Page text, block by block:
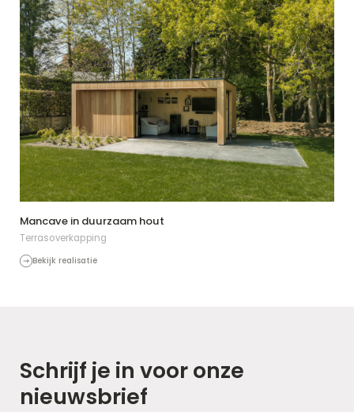
Mancave in duurzaam hout
Terrasoverkapping
Bekijk realisatie
Schrijf je in voor onze
nieuwsbrief